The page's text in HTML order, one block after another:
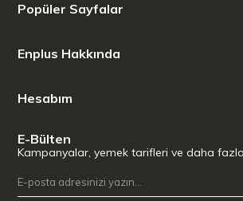
Popüler Sayfalar
Enplus Hakkında
Hesabım
E-Bülten
Kampanyalar, yemek tarifleri ve daha